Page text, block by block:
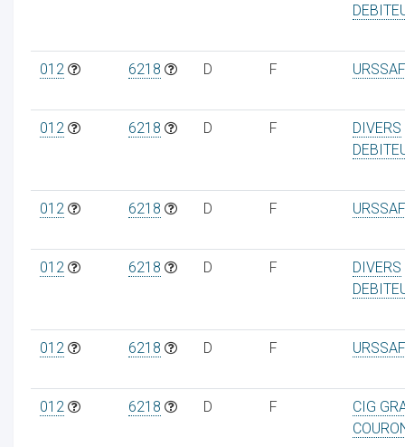
012 6218 D F
012 6218 D F
DIVERS
012 6218 D F
012 6218 D F
DIVERS
012 6218 D F
012 6218 D F
CIG